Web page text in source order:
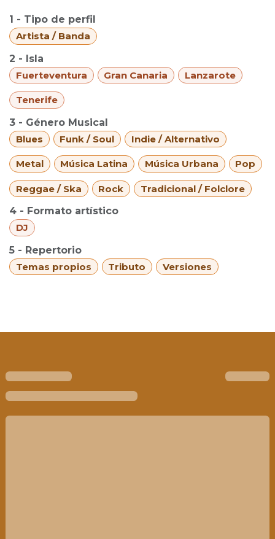
1 - Tipo de perfil
Artista / Banda
2 - Isla
Fuerteventura
Gran Canaria Lanzarote
Tenerife
3 - Género Musical
Blues
Funk / Soul Indie / Alternativo
Metal Música Latina Música Urbana Pop
Reggae / Ska Rock
Tradicional / Folclore
4 - Formato artístico
DJ
5 - Repertorio
Temas propios
Tributo Versiones